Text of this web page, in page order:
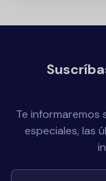
Te
especiales, las